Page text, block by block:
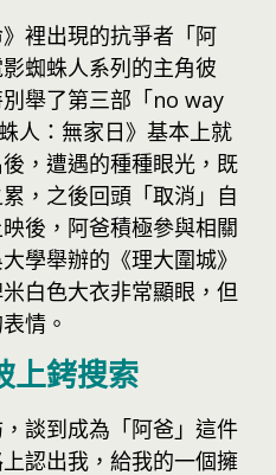
裡出現的抗爭者「阿
蜘蛛人系列的主角彼
舉了第三部「no way
人：無家日》基本上就
，遭遇的種種眼光，既
，之後回頭「取消」自
後，阿爸積極參與相關
學舉辦的《理大圍城》
白色大衣非常顯眼，但
情。
上銬搜索
談到成為「阿爸」這件
認出我，給我的一個擁